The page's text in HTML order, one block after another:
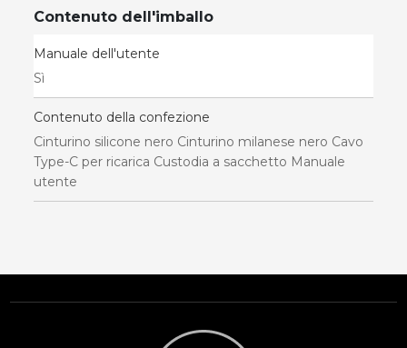
Contenuto dell'imballo
Manuale dell'utente
Sì
Contenuto della confezione
Cinturino silicone nero Cinturino milanese nero Cavo
Type-C per ricarica Custodia a sacchetto Manuale
utente